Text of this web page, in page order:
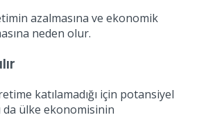
azalmasına ve ekonomik
neden olur.
katılamadığı için potansiyel
da ülke ekonomisinin